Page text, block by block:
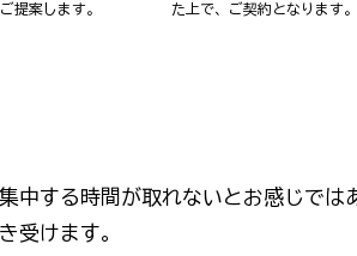
提案します。
た上で、ご契約となります。
中する時間が取れないとお感じで
受けます。